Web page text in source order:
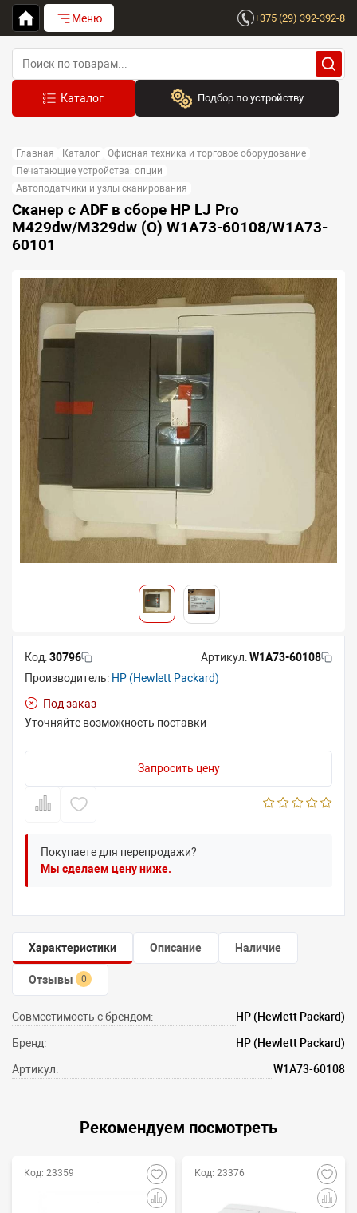
Меню +375 (29) 392-392-8
Подбор по устройству
Выберите бренд
Устройство:
Сначала выберите бренд
Главная Каталог
Офисная техника и торговое оборудование
Печатающие устройства: опции
Автоподатчики и узлы сканирования
Сканер с ADF в сборе HP LJ Pro
M429dw/M329dw (O) W1A73-60108/W1A73-
60101
Код:30796 Артикул:W1A73-60108
Производитель: HP (Hewlett Packard)
Под заказ
Уточняйте возможность поставки
Запросить цену
Покупаете для перепродажи?
Мы сделаем цену ниже.
Характеристики Описание Наличие
Отзывы 0
Совместимость с брендом: HP (Hewlett Packard)
Бренд: HP (Hewlett Packard)
Артикул: W1A73-60108
Рекомендуем посмотреть
Код: 23359 Код: 23376